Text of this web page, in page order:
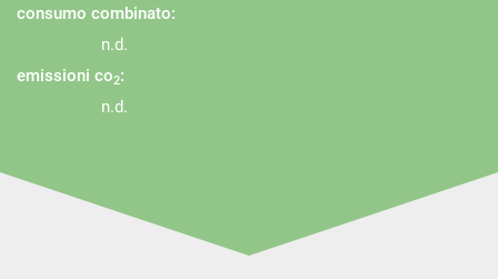
consumo combinato:
n.d.
emissioni co2:
n.d.